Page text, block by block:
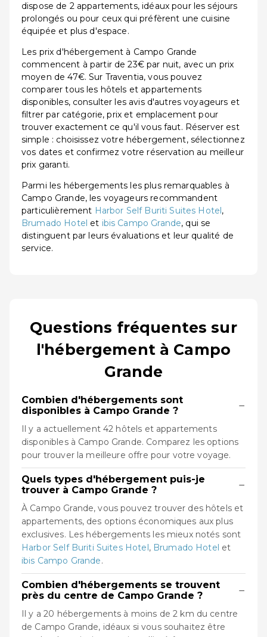
dispose de 2 appartements, idéaux pour les séjours
prolongés ou pour ceux qui préfèrent une cuisine
équipée et plus d'espace.
Les prix d'hébergement à Campo Grande
commencent à partir de 23€ par nuit, avec un prix
moyen de 47€. Sur Traventia, vous pouvez
comparer tous les hôtels et appartements
disponibles, consulter les avis d'autres voyageurs et
filtrer par catégorie, prix et emplacement pour
trouver exactement ce qu'il vous faut. Réserver est
simple : choisissez votre hébergement, sélectionnez
vos dates et confirmez votre réservation au meilleur
prix garanti.
Parmi les hébergements les plus remarquables à
Campo Grande, les voyageurs recommandent
particulièrement Harbor Self Buriti Suites Hotel,
Brumado Hotel et ibis Campo Grande, qui se
distinguent par leurs évaluations et leur qualité de
service.
Questions fréquentes sur
l'hébergement à Campo
Grande
Combien d'hébergements sont
disponibles à Campo Grande ?
−
Il y a actuellement 42 hôtels et appartements
disponibles à Campo Grande. Comparez les options
pour trouver la meilleure offre pour votre voyage.
Quels types d'hébergement puis-je
trouver à Campo Grande ?
−
À Campo Grande, vous pouvez trouver des hôtels et
appartements, des options économiques aux plus
exclusives. Les hébergements les mieux notés sont
Harbor Self Buriti Suites Hotel, Brumado Hotel et
ibis Campo Grande.
Combien d'hébergements se trouvent
près du centre de Campo Grande ?
−
Il y a 20 hébergements à moins de 2 km du centre
de Campo Grande, idéaux si vous souhaitez être